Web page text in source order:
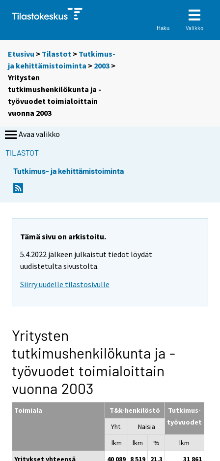
Haku Valikko
Etusivu > Tilastot > Tutkimus-
ja kehittämistoiminta > 2003 >
Yritysten
tutkimushenkilökunta ja -
työvuodet toimialoittain
vuonna 2003
Avaa valikko
TILASTOT
Tutkimus- ja kehittämistoiminta
Tämä sivu on arkistoitu.
5.4.2022 jälkeen julkaistut tiedot löydät
uudistetulta sivustolta.
Siirry uudelle tilastosivulle
Yritysten
tutkimushenkilökunta ja -
työvuodet toimialoittain
vuonna 2003
Toimiala T&k-henkilöstö
Tutkimus-
työvuodet
Yht.
Naisia
lkm
lkm %
lkm
Yritykset yhteensä
40 089 8 519 21,3
31 861